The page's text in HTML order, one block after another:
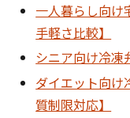
一人暮らし向け
手軽さ比較】
シニア向け冷凍
ダイエット向け
質制限対応】